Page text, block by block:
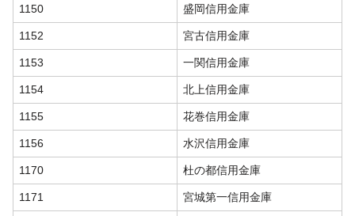
1150 盛岡信用金庫
1152 宮古信用金庫
1153 一関信用金庫
1154 北上信用金庫
1155 花巻信用金庫
1156 水沢信用金庫
1170 杜の都信用金庫
1171 宮城第一信用金庫